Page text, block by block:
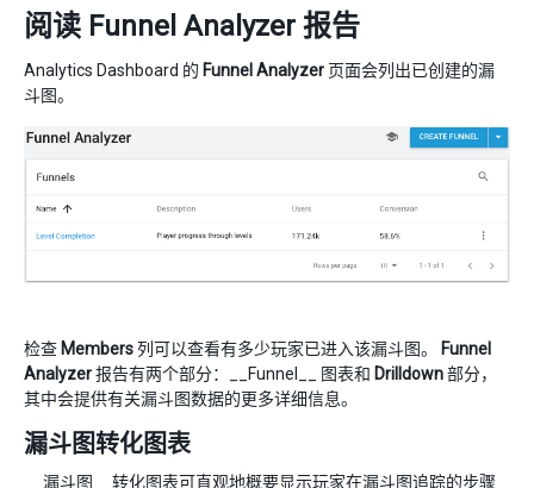
阅读 Funnel Analyzer 报告
Analytics Dashboard 的 Funnel Analyzer 页面会列出已创建的漏
斗图。
检查 Members列可以查看有多少玩家已进入该漏斗图。
Funnel
Analyzer报告有两个部分：__Funnel__ 图表和 Drilldown部分，
其中会提供有关漏斗图数据的更多详细信息。
漏斗图转化图表
__漏斗图__转化图表可直观地概要显示玩家在漏斗图追踪的步骤